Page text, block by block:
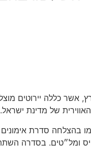
אשר כללה יירוטים
של מדינת ישראל.
סדרת אימונים
ומל״טים. בסדרה